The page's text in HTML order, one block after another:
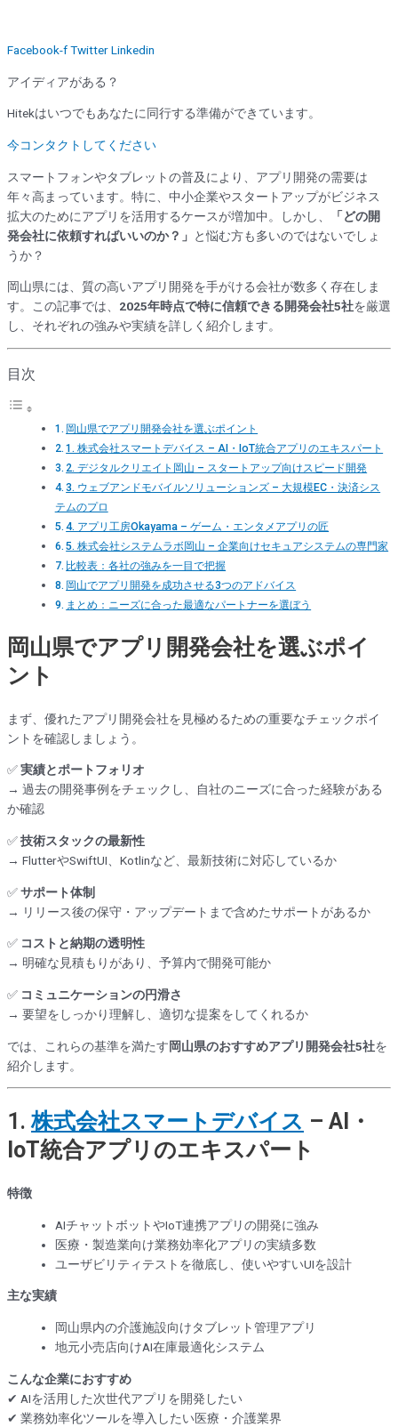
Facebook-fTwitterLinkedin
アイディアがある？
Hitekはいつでもあなたに同行する準備ができています。
今コンタクトしてください
スマートフォンやタブレットの普及により、アプリ開発の需要は
年々高まっています。特に、中小企業やスタートアップがビジネス
拡大のためにアプリを活用するケースが増加中。しかし、
「どの開
発会社に依頼すればいいのか？」 と悩む方も多いのではないでしょ
うか？
岡山県には、質の高いアプリ開発を手がける会社が数多く存在しま
す。この記事では、 2025年時点で特に信頼できる開発会社5社を厳選
し、それぞれの強みや実績を詳しく紹介します。
目次
岡山県でアプリ開発会社を選ぶポイント
1. 株式会社スマートデバイス – AI・IoT統合アプリのエキスパート
2. デジタルクリエイト岡山 – スタートアップ向けスピード開発
3. ウェブアンドモバイルソリューションズ – 大規模EC・決済シス
テムのプロ
4. アプリ工房Okayama – ゲーム・エンタメアプリの匠
5. 株式会社システムラボ岡山 – 企業向けセキュアシステムの専門家
比較表：各社の強みを一目で把握
岡山でアプリ開発を成功させる3つのアドバイス
まとめ：ニーズに合った最適なパートナーを選ぼう
岡山県でアプリ開発会社を選ぶポイ
ント
まず、優れたアプリ開発会社を見極めるための重要なチェックポイ
ントを確認しましょう。
✅実績とポートフォリオ
→ 過去の開発事例をチェックし、自社のニーズに合った経験がある
か確認
✅技術スタックの最新性
→ FlutterやSwiftUI、Kotlinなど、最新技術に対応しているか
✅サポート体制
→ リリース後の保守・アップデートまで含めたサポートがあるか
✅ コストと納期の透明性
→ 明確な見積もりがあり、予算内で開発可能か
✅ コミュニケーションの円滑さ
→ 要望をしっかり理解し、適切な提案をしてくれるか
では、これらの基準を満たす岡山県のおすすめアプリ開発会社5社を
紹介します。
1.株式会社スマートデバイス – AI・
IoT統合アプリのエキスパート
特徴
AIチャットボットやIoT連携アプリの開発に強み
医療・製造業向け業務効率化アプリの実績多数
ユーザビリティテストを徹底し、使いやすいUIを設計
主な実績
岡山県内の介護施設向けタブレット管理アプリ
地元小売店向けAI在庫最適化システム
こんな企業におすすめ
✔ AIを活用した次世代アプリを開発したい
✔ 業務効率化ツールを導入したい医療・介護業界